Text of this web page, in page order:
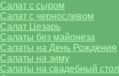
Салат с сыром
Салат с черносливом
Салат Цезарь
Салаты без майонеза
Салаты на День Рождения
Салаты на зиму
Салаты на свадебный стол